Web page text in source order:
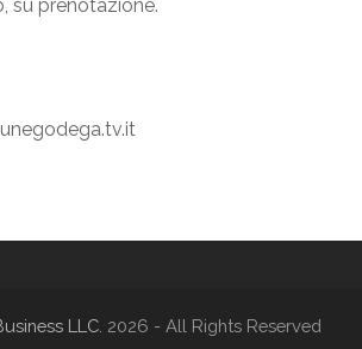
su prenotazione.
LLC. 2026 - All Rights Reserved